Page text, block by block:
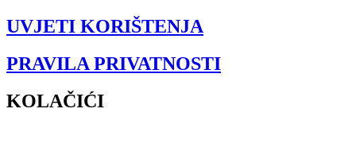
UVJETI KORIŠTENJA
PRAVILA PRIVATNOSTI
KOLAČIĆI